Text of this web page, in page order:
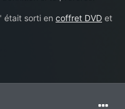
était sorti en coffret DVD et